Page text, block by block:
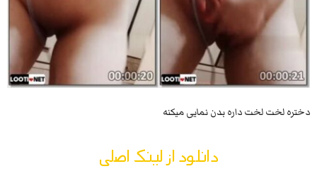
دختره لخت لخت داره بدن نمایی میکنه
دانلود از لینک اصلی